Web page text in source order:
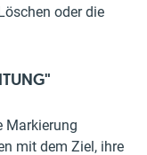
oder die
Markierung
mit dem Ziel, ihre